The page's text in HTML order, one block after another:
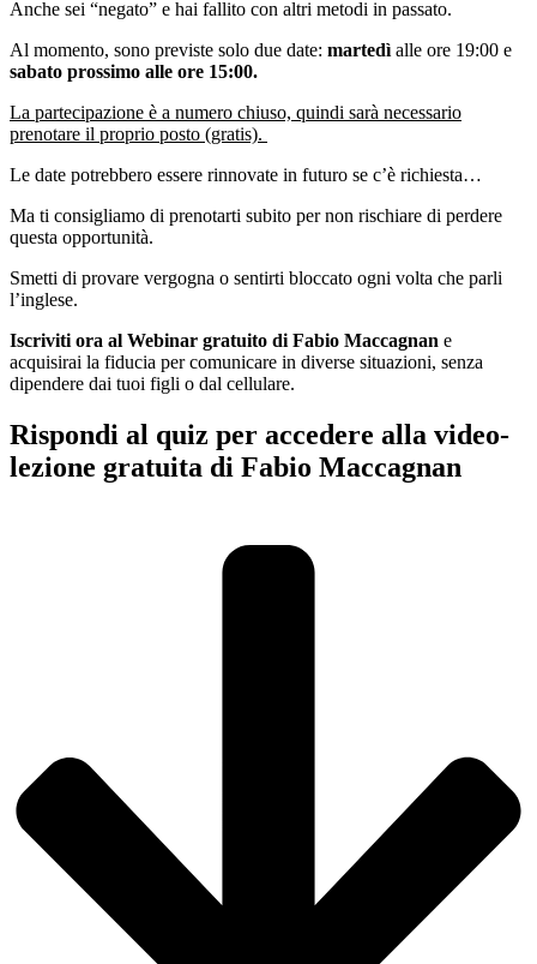
Anche sei “negato” e hai fallito con altri metodi in passato.
Al momento, sono previste solo due date: martedì alle ore 19:00 e
sabato prossimo alle ore 15:00.
La partecipazione è a numero chiuso, quindi sarà necessario
prenotare il proprio posto (gratis).
Le date potrebbero essere rinnovate in futuro se c’è richiesta…
Ma ti consigliamo di prenotarti subito per non rischiare di perdere
questa opportunità.
Smetti di provare vergogna o sentirti bloccato ogni volta che parli
l’inglese.
Iscriviti ora al Webinar gratuito di Fabio Maccagnan e
acquisirai la fiducia per comunicare in diverse situazioni, senza
dipendere dai tuoi figli o dal cellulare.
Rispondi al quiz per accedere alla video-
lezione gratuita di Fabio Maccagnan